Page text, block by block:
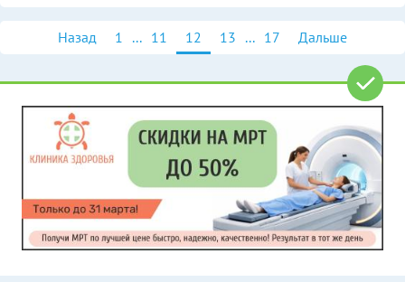
Назад 1 ... 11 12 13 ... 17 Дальше